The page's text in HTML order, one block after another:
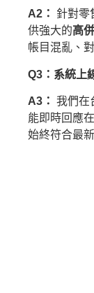
A2：
針對零
供強大的高
帳目混亂、
Q3：系統上
A3： 我們在
能即時回應
始終符合最